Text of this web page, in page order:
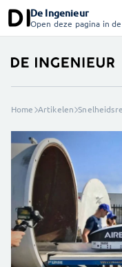
De Ingenieur
Open deze pagina in
Home Artikelen